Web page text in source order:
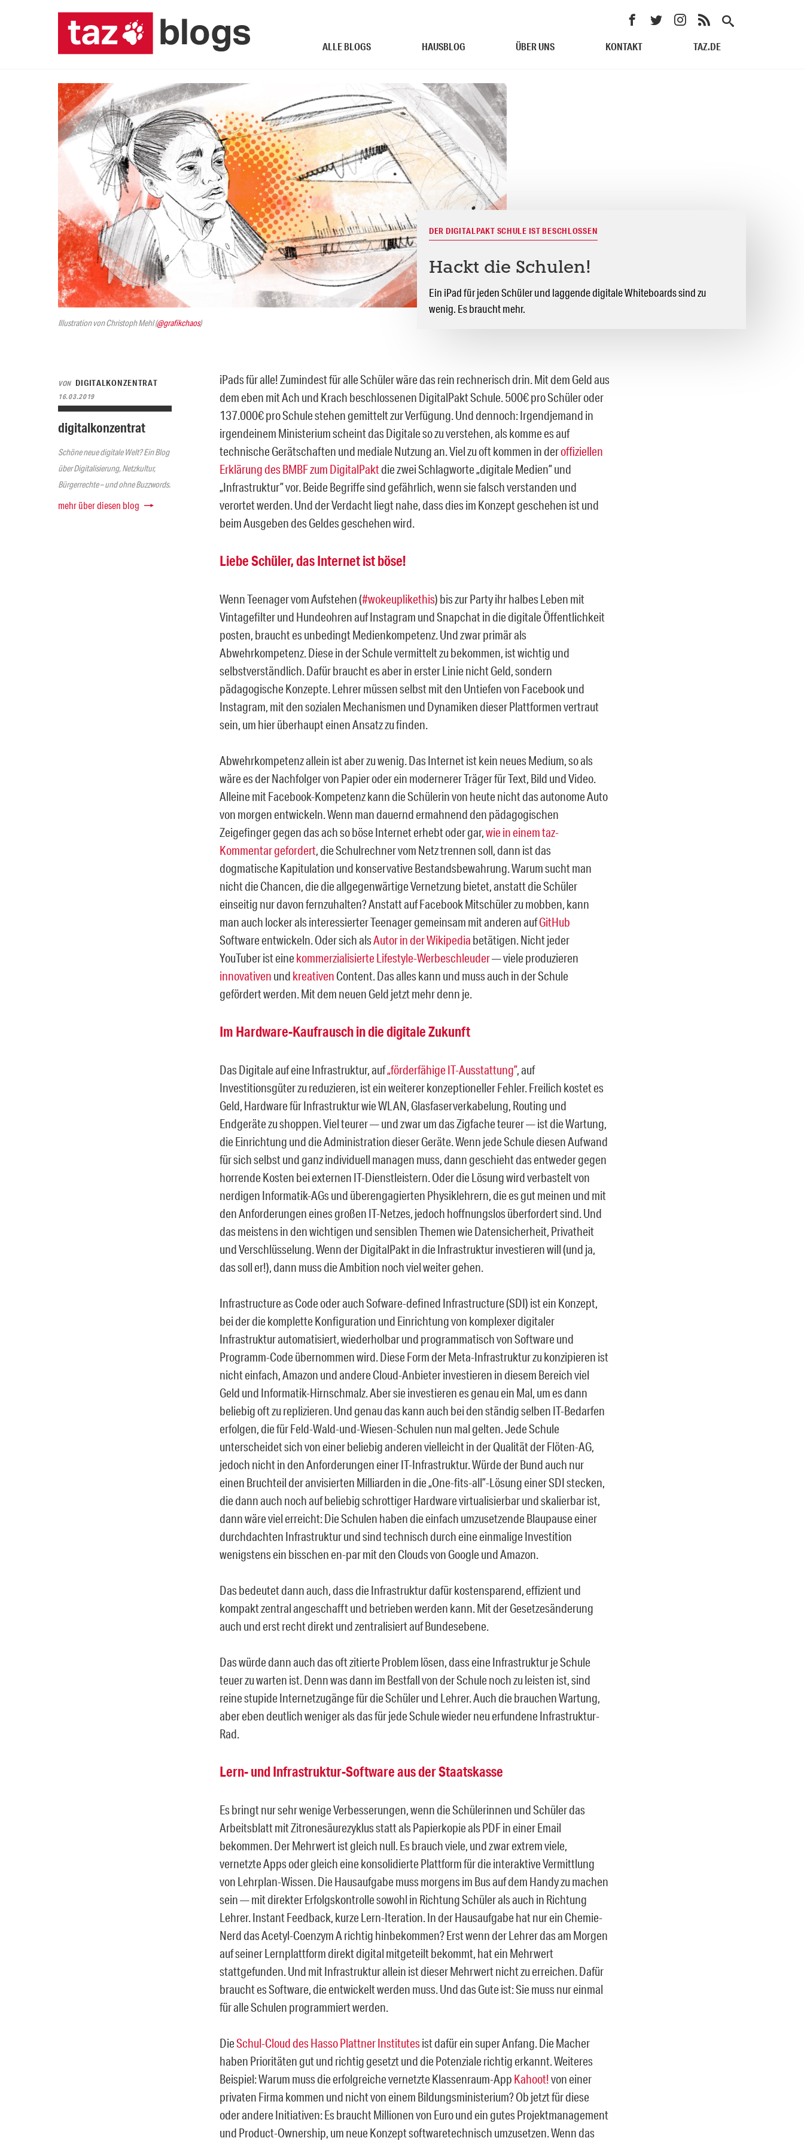
ALLE BLOGS HAUSBLOG ÜBER UNS KONTAKT TAZ.DE
Illustration von Christoph Mehl (@grafikchaos)
DER DIGITALPAKT SCHULE IST BESCHLOSSEN
Hackt die Schulen!
Ein iPad für jeden Schüler und laggende digitale Whiteboards sind zu
wenig. Es braucht mehr.
VON DIGITALKONZENTRAT
16.03.2019
digitalkonzentrat
Schöne neue digitale Welt? Ein Blog
über Digitalisierung, Netzkultur,
Bürgerrechte – und ohne Buzzwords.
mehr über diesen blog
iPads für alle! Zumindest für alle Schüler wäre das rein rechnerisch drin. Mit dem Geld aus
dem eben mit Ach und Krach beschlossenen DigitalPakt Schule. 500€ pro Schüler oder
137.000€ pro Schule stehen gemittelt zur Verfügung. Und dennoch: Irgendjemand in
irgendeinem Ministerium scheint das Digitale so zu verstehen, als komme es auf
technische Gerätschaften und mediale Nutzung an. Viel zu oft kommen in deroffiziellen
Erklärung des BMBF zum DigitalPaktdie zwei Schlagworte „digitale Medien” und
„Infrastruktur” vor. Beide Begriffe sind gefährlich, wenn sie falsch verstanden und
verortet werden. Und der Verdacht liegt nahe, dass dies im Konzept geschehen ist und
beim Ausgeben des Geldes geschehen wird.
Liebe Schüler, das Internet ist böse!
Wenn Teenager vom Aufstehen (#wokeuplikethis) bis zur Party ihr halbes Leben mit
Vintagefilter und Hundeohren auf Instagram und Snapchat in die digitale Öffentlichkeit
posten, braucht es unbedingt Medienkompetenz. Und zwar primär als
Abwehrkompetenz. Diese in der Schule vermittelt zu bekommen, ist wichtig und
selbstverständlich. Dafür braucht es aber in erster Linie nicht Geld, sondern
pädagogische Konzepte. Lehrer müssen selbst mit den Untiefen von Facebook und
Instagram, mit den sozialen Mechanismen und Dynamiken dieser Plattformen vertraut
sein, um hier überhaupt einen Ansatz zu finden.
Abwehrkompetenz allein ist aber zu wenig. Das Internet ist kein neues Medium, so als
wäre es der Nachfolger von Papier oder ein modernerer Träger für Text, Bild und Video.
Alleine mit Facebook-Kompetenz kann die Schülerin von heute nicht das autonome Auto
von morgen entwickeln. Wenn man dauernd ermahnend den pädagogischen
Zeigefinger gegen das ach so böse Internet erhebt oder gar,wie in einem taz-
Kommentar gefordert, die Schulrechner vom Netz trennen soll, dann ist das
dogmatische Kapitulation und konservative Bestandsbewahrung. Warum sucht man
nicht die Chancen, die die allgegenwärtige Vernetzung bietet, anstatt die Schüler
einseitig nur davon fernzuhalten? Anstatt auf Facebook Mitschüler zu mobben, kann
man auch locker als interessierter Teenager gemeinsam mit anderen aufGitHub
Software entwickeln. Oder sich alsAutor in der Wikipedia betätigen. Nicht jeder
YouTuber ist einekommerzialisierte Lifestyle-Werbeschleuder— viele produzieren
innovativen und kreativen Content. Das alles kann und muss auch in der Schule
gefördert werden. Mit dem neuen Geld jetzt mehr denn je.
Im Hardware-Kaufrausch in die digitale Zukunft
Das Digitale auf eine Infrastruktur, auf„förderfähige IT-Ausstattung”, auf
Investitionsgüter zu reduzieren, ist ein weiterer konzeptioneller Fehler. Freilich kostet es
Geld, Hardware für Infrastruktur wie WLAN, Glasfaserverkabelung, Routing und
Endgeräte zu shoppen. Viel teurer — und zwar um das Zigfache teurer — ist die Wartung,
die Einrichtung und die Administration dieser Geräte. Wenn jede Schule diesen Aufwand
für sich selbst und ganz individuell managen muss, dann geschieht das entweder gegen
horrende Kosten bei externen IT-Dienstleistern. Oder die Lösung wird verbastelt von
nerdigen Informatik-AGs und überengagierten Physiklehrern, die es gut meinen und mit
den Anforderungen eines großen IT-Netzes, jedoch hoffnungslos überfordert sind. Und
das meistens in den wichtigen und sensiblen Themen wie Datensicherheit, Privatheit
und Verschlüsselung. Wenn der DigitalPakt in die Infrastruktur investieren will (und ja,
das soll er!), dann muss die Ambition noch viel weiter gehen.
Infrastructure as Code oder auch Sofware-defined Infrastructure (SDI) ist ein Konzept,
bei der die komplette Konfiguration und Einrichtung von komplexer digitaler
Infrastruktur automatisiert, wiederholbar und programmatisch von Software und
Programm-Code übernommen wird. Diese Form der Meta-Infrastruktur zu konzipieren ist
nicht einfach, Amazon und andere Cloud-Anbieter investieren in diesem Bereich viel
Geld und Informatik-Hirnschmalz. Aber sie investieren es genau ein Mal, um es dann
beliebig oft zu replizieren. Und genau das kann auch bei den ständig selben IT-Bedarfen
erfolgen, die für Feld-Wald-und-Wiesen-Schulen nun mal gelten. Jede Schule
unterscheidet sich von einer beliebig anderen vielleicht in der Qualität der Flöten-AG,
jedoch nicht in den Anforderungen einer IT-Infrastruktur. Würde der Bund auch nur
einen Bruchteil der anvisierten Milliarden in die „One-fits-all”-Lösung einer SDI stecken,
die dann auch noch auf beliebig schrottiger Hardware virtualisierbar und skalierbar ist,
dann wäre viel erreicht: Die Schulen haben die einfach umzusetzende Blaupause einer
durchdachten Infrastruktur und sind technisch durch eine einmalige Investition
wenigstens ein bisschen en-par mit den Clouds von Google und Amazon.
Das bedeutet dann auch, dass die Infrastruktur dafür kostensparend, effizient und
kompakt zentral angeschafft und betrieben werden kann. Mit der Gesetzesänderung
auch und erst recht direkt und zentralisiert auf Bundesebene.
Das würde dann auch das oft zitierte Problem lösen, dass eine Infrastruktur je Schule
teuer zu warten ist. Denn was dann im Bestfall von der Schule noch zu leisten ist, sind
reine stupide Internetzugänge für die Schüler und Lehrer. Auch die brauchen Wartung,
aber eben deutlich weniger als das für jede Schule wieder neu erfundene Infrastruktur-
Rad.
Lern- und Infrastruktur-Software aus der Staatskasse
Es bringt nur sehr wenige Verbesserungen, wenn die Schülerinnen und Schüler das
Arbeitsblatt mit Zitronesäurezyklus statt als Papierkopie als PDF in einer Email
bekommen. Der Mehrwert ist gleich null. Es brauch viele, und zwar extrem viele,
vernetzte Apps oder gleich eine konsolidierte Plattform für die interaktive Vermittlung
von Lehrplan-Wissen. Die Hausaufgabe muss morgens im Bus auf dem Handy zu machen
sein — mit direkter Erfolgskontrolle sowohl in Richtung Schüler als auch in Richtung
Lehrer. Instant Feedback, kurze Lern-Iteration. In der Hausaufgabe hat nur ein Chemie-
Nerd das Acetyl-Coenzym A richtig hinbekommen? Erst wenn der Lehrer das am Morgen
auf seiner Lernplattform direkt digital mitgeteilt bekommt, hat ein Mehrwert
stattgefunden. Und mit Infrastruktur allein ist dieser Mehrwert nicht zu erreichen. Dafür
braucht es Software, die entwickelt werden muss. Und das Gute ist: Sie muss nur einmal
für alle Schulen programmiert werden.
DieSchul-Cloud des Hasso Plattner Institutesist dafür ein super Anfang. Die Macher
haben Prioritäten gut und richtig gesetzt und die Potenziale richtig erkannt. Weiteres
Beispiel: Warum muss die erfolgreiche vernetzte Klassenraum-App Kahoot!von einer
privaten Firma kommen und nicht von einem Bildungsministerium? Ob jetzt für diese
oder andere Initiativen: Es braucht Millionen von Euro und ein gutes Projektmanagement
und Product-Ownership, um neue Konzept softwaretechnisch umzusetzen. Wenn das